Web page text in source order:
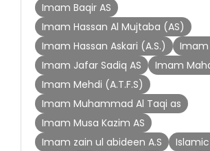
Imam Baqir AS
Imam Hassan Al Mujtaba (AS)
Imam Hassan Askari (A.S.)
Imam
Imam Jafar Sadiq AS
Imam
Imam Mehdi (A.T.F.S)
Imam Muhammad Al Taqi as
Imam Musa Kazim AS
Imam zain ul abideen A.S